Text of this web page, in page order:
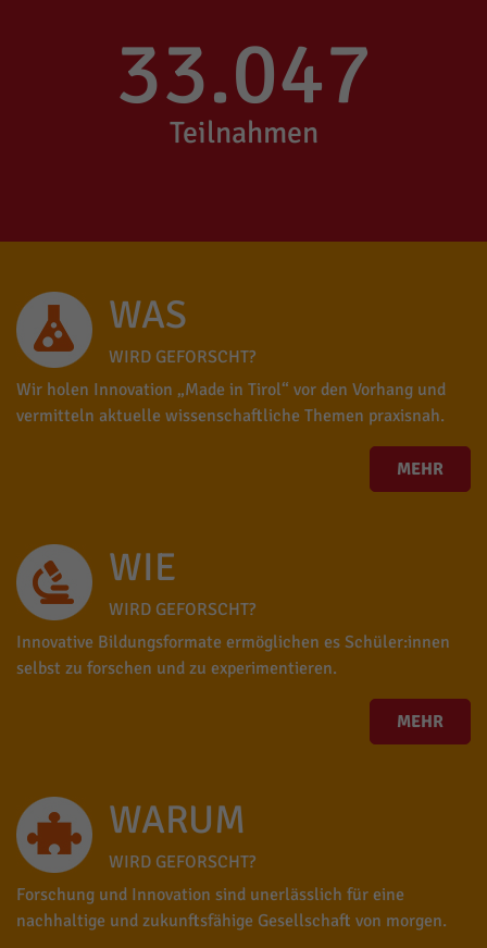
33.047
Teilnahmen
WAS
WIRD GEFORSCHT?
Wir holen Innovation „Made in Tirol“ vor den Vorhang und
vermitteln aktuelle wissenschaftliche Themen praxisnah.
MEHR
WIE
WIRD GEFORSCHT?
Innovative Bildungsformate ermöglichen es Schüler:innen
selbst zu forschen und zu experimentieren.
MEHR
WARUM
WIRD GEFORSCHT?
Forschung und Innovation sind unerlässlich für eine
nachhaltige und zukunftsfähige Gesellschaft von morgen.